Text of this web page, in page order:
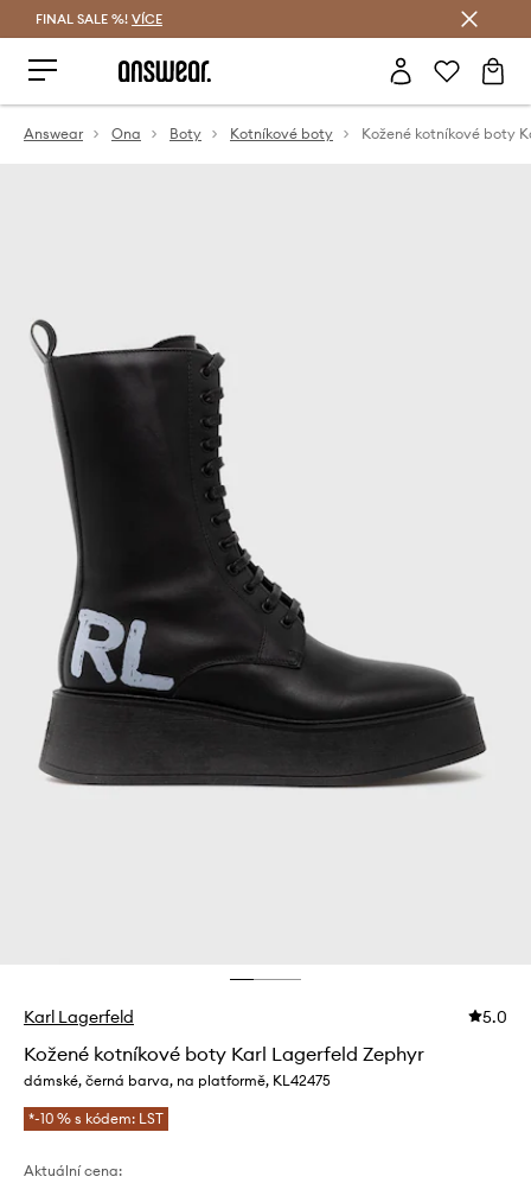
FINAL SALE %! VÍCE
Answear Ona Boty Kotníkové boty
Karl Lagerfeld 5.0
Kožené kotníkové boty Karl Lagerfeld Zephyr
dámské, černá barva, na platformě, KL42475
*-10 % s kódem: LST
Aktuální cena: